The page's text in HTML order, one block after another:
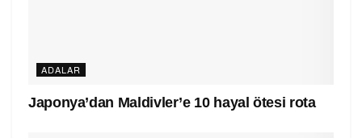
ADALAR
Japonya’dan Maldivler’e 10 hayal ötesi rota